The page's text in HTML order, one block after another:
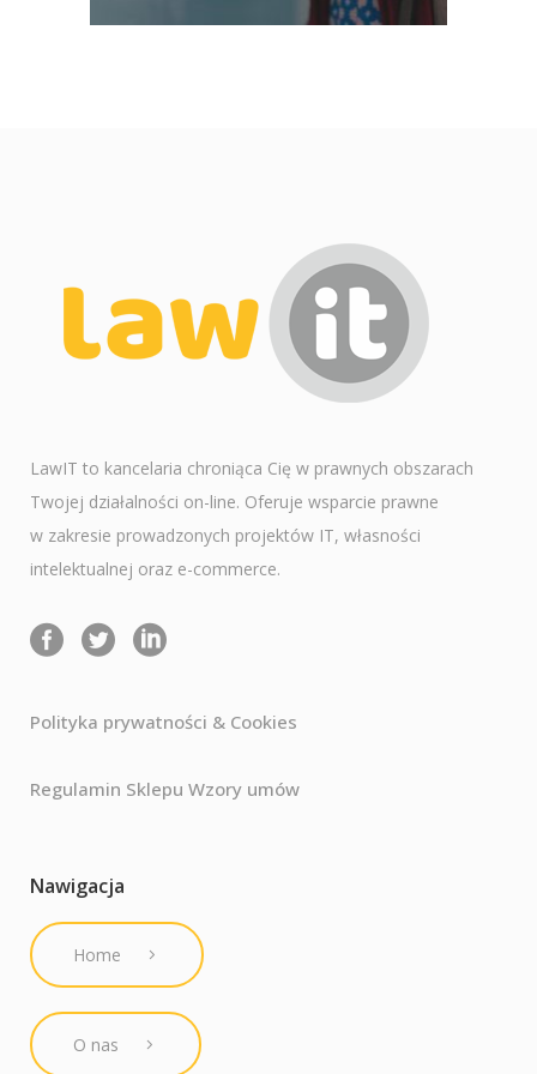
LawIT to kancelaria chroniąca Cię w prawnych obszarach
Twojej działalności on-line. Oferuje wsparcie prawne
w zakresie prowadzonych projektów IT, własności
intelektualnej oraz e-commerce.
Polityka prywatności & Cookies
Regulamin Sklepu Wzory umów
Nawigacja
Home
O nas